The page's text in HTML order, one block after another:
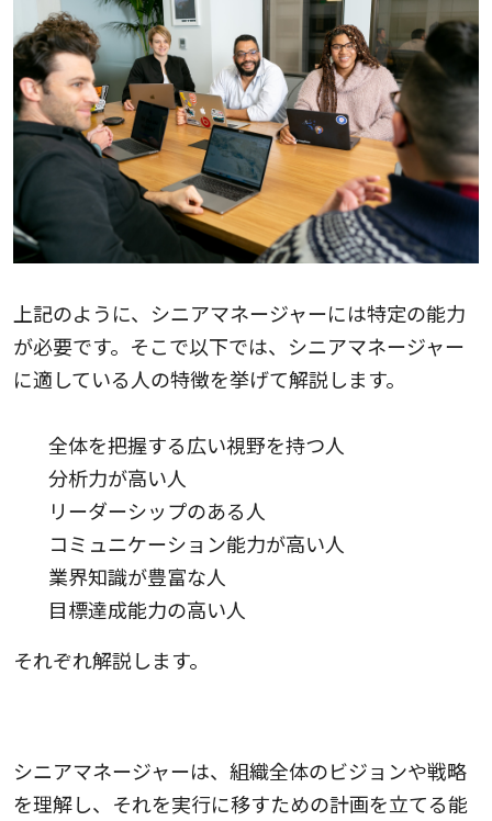
上記のように、シニアマネージャーには特定の能力
が必要です。そこで以下では、シニアマネージャー
に適している人の特徴を挙げて解説します。
全体を把握する広い視野を持つ人
分析力が高い人
リーダーシップのある人
コミュニケーション能力が高い人
業界知識が豊富な人
目標達成能力の高い人
それぞれ解説します。
シニアマネージャーは、組織全体のビジョンや戦略
を理解し、それを実行に移すための計画を立てる能